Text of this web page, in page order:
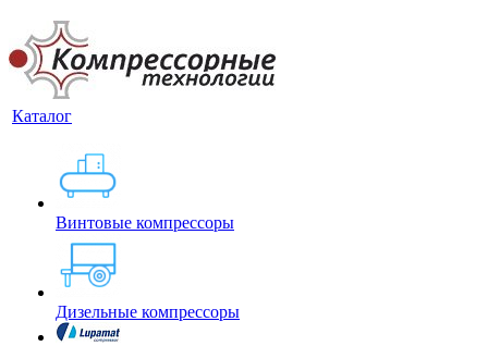
Каталог
Винтовые компрессоры
Дизельные компрессоры